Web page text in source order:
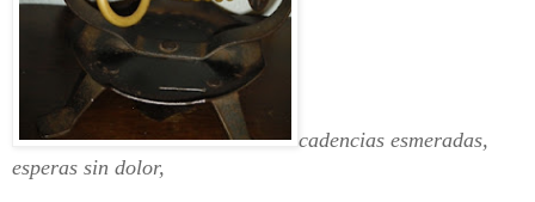
cadencias esmeradas,
esperas sin dolor,